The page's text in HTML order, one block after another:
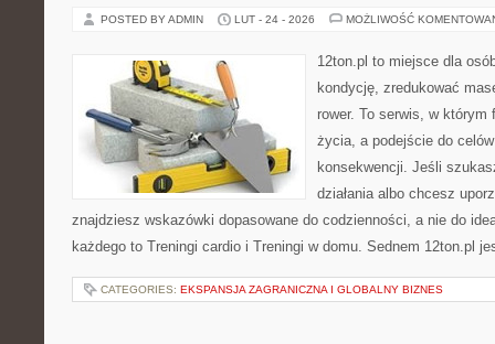
POSTED BY ADMIN LUT - 24 - 2026 MOŻLIWOŚĆ
12ton.pl to miejsce dla
kondycję, zredukować
rower. To serwis, w którym
życia, a podejście do
konsekwencji. Jeśli
działania albo chcesz
znajdziesz wskazówki dopasowane do codzienności, a nie do
każdego to Treningi cardio i Treningi w domu. Sednem 12ton.pl
CATEGORIES: EKSPANSJA ZAGRANICZNA I GLOBALNY BIZNES